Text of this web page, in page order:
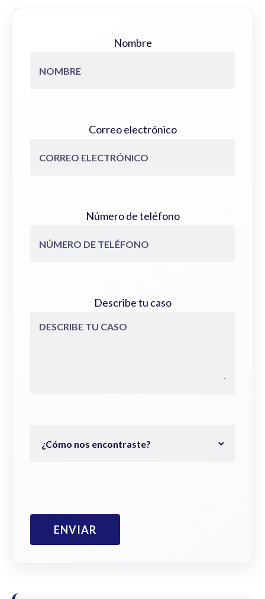
Nombre
Correo electrónico
Número de teléfono
Describe tu caso